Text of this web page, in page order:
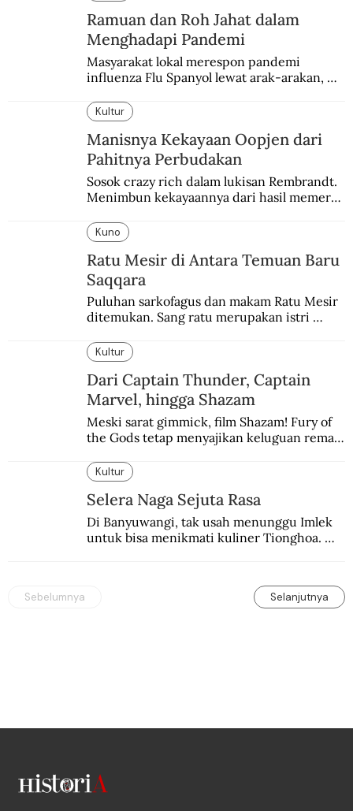
Ramuan dan Roh Jahat dalam
Menghadapi Pandemi
Masyarakat lokal merespon pandemi
influenza Flu Spanyol lewat arak-arakan,
Kultur
Manisnya Kekayaan Oopjen dari
Pahitnya Perbudakan
Sosok crazy rich dalam lukisan Rembrandt.
Menimbun kekayaannya dari hasil memeras
Kuno
Ratu Mesir di Antara Temuan Baru
Saqqara
Puluhan sarkofagus dan makam Ratu Mesir
ditemukan. Sang ratu merupakan istri
sebelumnya keberadaannya tak pernah
diketahui.
Kultur
Dari Captain Thunder, Captain
Marvel, hingga Shazam
Meski sarat gimmick, film Shazam! Fury of
the Gods tetap menyajikan keluguan remaja
Yunani.
Kultur
Selera Naga Sejuta Rasa
Di Banyuwangi, tak usah menunggu Imlek
untuk bisa menikmati kuliner Tionghoa.
Sebelumnya Selanjutnya